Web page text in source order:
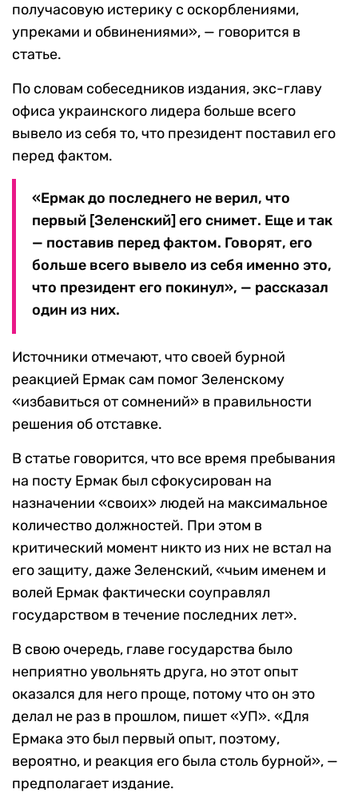
получасовую истерику с оскорблениями,
упреками и обвинениями», — говорится в
статье.
По словам собеседников издания, экс-главу
офиса украинского лидера больше всего
вывело из себя то, что президент поставил его
перед фактом.
«Ермак до последнего не верил, что
первый [Зеленский] его снимет. Еще и так
— поставив перед фактом. Говорят, его
больше всего вывело из себя именно это,
что президент его покинул», — рассказал
один из них.
Источники отмечают, что своей бурной
реакцией Ермак сам помог Зеленскому
«избавиться от сомнений» в правильности
решения об отставке.
В статье говорится, что все время пребывания
на посту Ермак был сфокусирован на
назначении «своих» людей на максимальное
количество должностей. При этом в
критический момент никто из них не встал на
его защиту, даже Зеленский, «чьим именем и
волей Ермак фактически соуправлял
государством в течение последних лет».
В свою очередь, главе государства было
неприятно увольнять друга, но этот опыт
оказался для него проще, потому что он это
делал не раз в прошлом, пишет «УП». «Для
Ермака это был первый опыт, поэтому,
вероятно, и реакция его была столь бурной», —
предполагает издание.